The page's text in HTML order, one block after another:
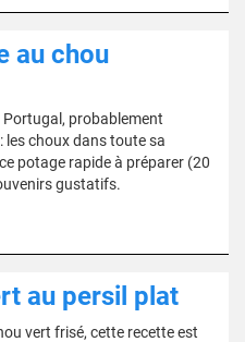
au chou
Portugal, probablement
les choux dans toute sa
potage rapide à préparer (20
gustatifs.
au persil plat
vert frisé, cette recette est